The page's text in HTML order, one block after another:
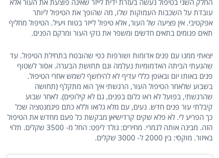
עובדת על השכבות העמוקות שלו, מה שהופך את הטיפול ליותר
אפקטיבי. אין פציעה של העור, אלא טיפול לייזר בטוח ויעיל. הטיפול מחליף
תאים פגומים בתאים חדשים ומשפר את נזקי העור ומרקם הפנים.
יצאתי ממנו עם פנים אדומות ושורפות כפי שהובטח בתחילת הטיפול. עד
שהגעתי הביתה האדמומיות נעלמה וגם תחושת הבערה. אסור לשטוף
פנים באותו יום ובאופן כללי עדיף לא להיחשף לשמש אחרי הטיפול.
בשבוע שלאחר הטיפול העור, הרגשתי איך הוא מתקלף (תחושה
שהרגשתי, בפועל לא ראו כלום בפנים, גם לא קילופים). לאחר שבוע
קיבלתי עור פנים חדש. נעים, עם מלא גלואו וללא כתם פיגמנטציה שכל
כך הפריע לי. לא פלא שקים קרדישיאן מבקשת כל פעם מחדש את הטיפול
הזה. מבינה אותה לגמרי. מחירים: גולד ליפט: החל מ- 3500 שקלים. תלוי
באיזור. מוקסי: בין 2000 ל- 3000 שקלים.